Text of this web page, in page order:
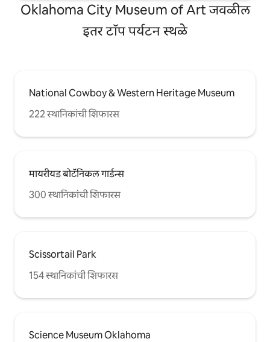
Oklahoma City Museum of Art जवळील
इतर टॉप पर्यटन स्थळे
National Cowboy & Western Heritage Museum
222 स्थानिकांची शिफारस
मायरीयड बोटॅनिकल गार्डन्स
300 स्थानिकांची शिफारस
Scissortail Park
154 स्थानिकांची शिफारस
Science Museum Oklahoma